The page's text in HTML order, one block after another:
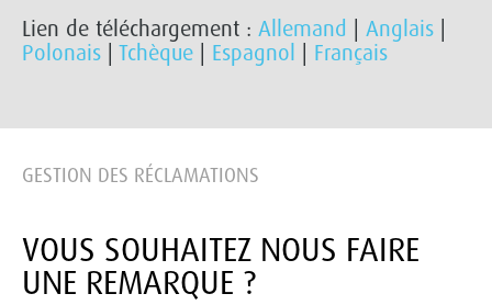
Lien de téléchargement : Allemand | Anglais |
Polonais | Tchèque | Espagnol | Français
GESTION DES RÉCLAMATIONS
VOUS SOUHAITEZ NOUS FAIRE
UNE REMARQUE ?